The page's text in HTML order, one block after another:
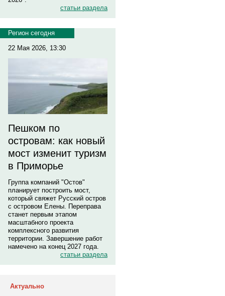
статьи раздела
Регион сегодня
22 Мая 2026, 13:30
Пешком по
островам: как новый
мост изменит туризм
в Приморье
Группа компаний "Остов"
планирует построить мост,
который свяжет Русский остров
с островом Елены. Переправа
станет первым этапом
масштабного проекта
комплексного развития
территории. Завершение работ
намечено на конец 2027 года.
статьи раздела
Актуально